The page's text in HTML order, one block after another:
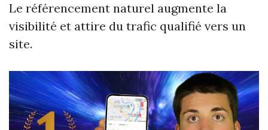
Le référencement naturel augmente la
visibilité et attire du trafic qualifié vers un
site.